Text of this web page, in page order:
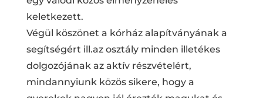
keletkezett.
Végül köszönet a kórház alapítványának a
segítségért ill.az osztály minden illetékes
dolgozójának az aktív részvételért,
mindannyiunk közös sikere, hogy a